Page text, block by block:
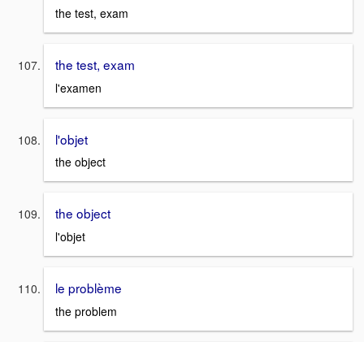
the test, exam
the test, exam
l'examen
l'objet
the object
the object
l'objet
le problème
the problem